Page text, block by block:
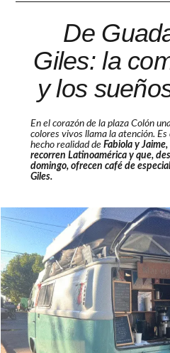
De
Giles: la
y los
En el corazón de la plaza Colón
colores vivos llama la atención.
hecho realidad de Fabiola y
recorren Latinoamérica y que,
domingo, ofrecen café de
Giles.